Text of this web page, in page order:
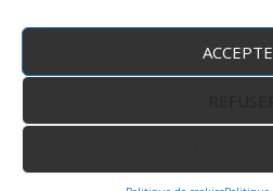
Copyright © 2023